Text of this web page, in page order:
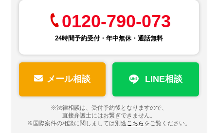
0120-790-073
24時間予約受付・年中無休・通話無料
メール相談 LINE相談
※法律相談は、受付予約後となりますので、
直接弁護士にはお繋ぎできません。
※国際案件の相談に関しましては別途 こちら をご覧ください。